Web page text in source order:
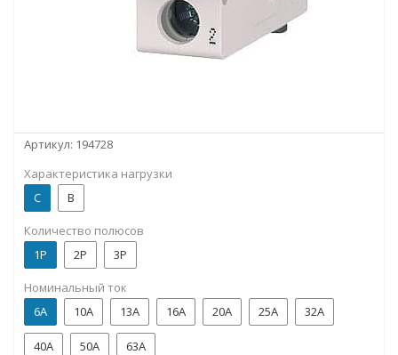
Артикул: 194728
Характеристика нагрузки
C
B
Количество полюсов
1P
2P 3P
Номинальный ток
6А
10А 13А 16А 20А 25А 32А
40А 50А 63А